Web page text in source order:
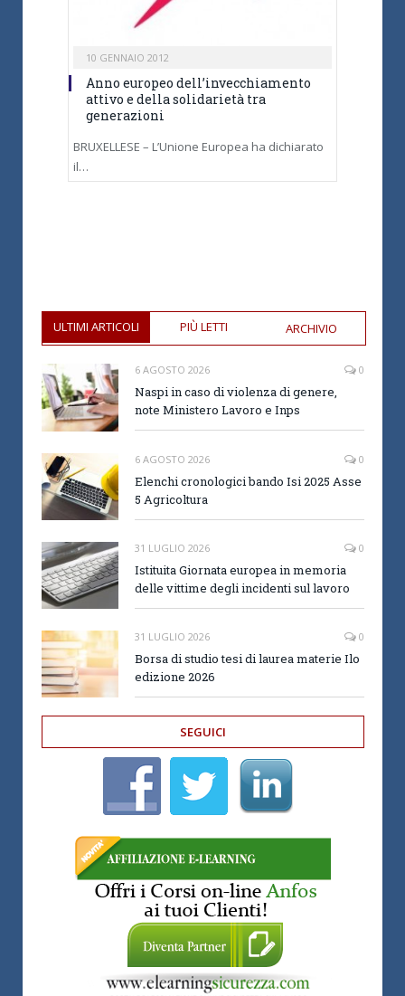
10 GENNAIO 2012
Anno europeo dell’invecchiamento
attivo e della solidarietà tra
generazioni
BRUXELLESE – L’Unione Europea ha dichiarato
il…
ULTIMI ARTICOLI PIÙ LETTI ARCHIVIO
6 AGOSTO 2026 0
Naspi in caso di violenza di genere,
note Ministero Lavoro e Inps
6 AGOSTO 2026 0
Elenchi cronologici bando Isi 2025 Asse
5 Agricoltura
31 LUGLIO 2026 0
Istituita Giornata europea in memoria
delle vittime degli incidenti sul lavoro
31 LUGLIO 2026 0
Borsa di studio tesi di laurea materie Ilo
edizione 2026
SEGUICI